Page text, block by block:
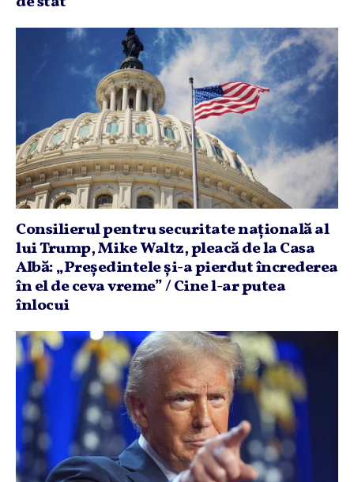
Consilierul pentru securitate naţională al
lui Trump, Mike Waltz, pleacă de la Casa
Albă: „Preşedintele şi-a pierdut încrederea
în el de ceva vreme” / Cine l-ar putea
înlocui